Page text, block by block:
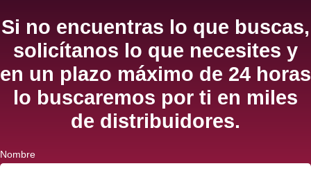
Si no encuentras lo que buscas,
solicítanos lo que necesites y
en un plazo máximo de 24 horas
lo buscaremos por ti en miles
de distribuidores.
Nombre